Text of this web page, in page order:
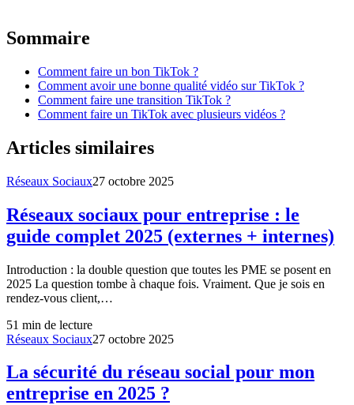
Sommaire
Comment faire un bon TikTok ?
Comment avoir une bonne qualité vidéo sur TikTok ?
Comment faire une transition TikTok ?
Comment faire un TikTok avec plusieurs vidéos ?
Articles similaires
Réseaux Sociaux27 octobre 2025
Réseaux sociaux pour entreprise : le
guide complet 2025 (externes + internes)
Introduction : la double question que toutes les PME se posent en
2025 La question tombe à chaque fois. Vraiment. Que je sois en
rendez-vous client,…
51 min de lecture
Réseaux Sociaux27 octobre 2025
La sécurité du réseau social pour mon
entreprise en 2025 ?